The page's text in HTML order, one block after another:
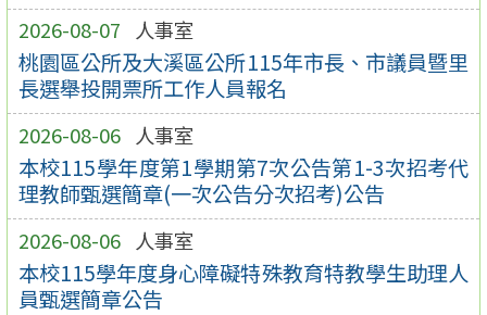
2026-08-07 人事室
桃園區公所及大溪區公所115年市長、市議員暨里
長選舉投開票所工作人員報名
2026-08-06 人事室
本校115學年度第1學期第7次公告第1-3次招考代
理教師甄選簡章(一次公告分次招考)公告
2026-08-06 人事室
本校115學年度身心障礙特殊教育特教學生助理人
員甄選簡章公告